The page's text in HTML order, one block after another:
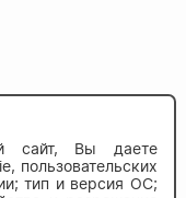
сайт, Вы даете
пользовательских
тип и версия ОС;